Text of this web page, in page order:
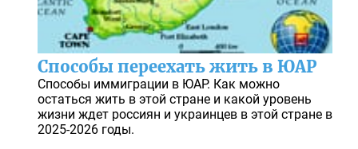
Способы переехать жить в ЮАР
Способы иммиграции в ЮАР. Как можно
остаться жить в этой стране и какой уровень
жизни ждет россиян и украинцев в этой стране в
2025-2026 годы.